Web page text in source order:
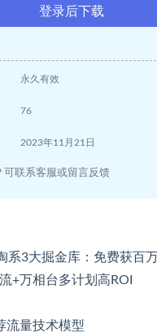
登录后下载
永久有效
76
2023年11月21日
可联系客服或留言反馈
量技术模型